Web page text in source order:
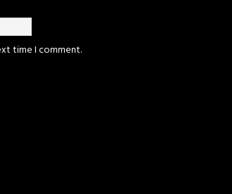
time I comment.